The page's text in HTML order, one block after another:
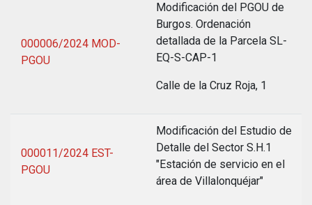
000006/2024 MOD-
PGOU
Modificación del PGOU de
Burgos. Ordenación
detallada de la Parcela SL-
EQ-S-CAP-1
Calle de la Cruz Roja, 1
000011/2024 EST-
PGOU
Modificación del Estudio de
Detalle del Sector S.H.1
"Estación de servicio en el
área de Villalonquéjar"